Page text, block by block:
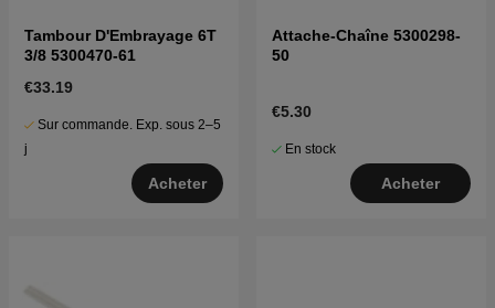
Tambour D'Embrayage 6T
3/8 5300470-61
€33.19
Sur commande. Exp. sous 2–5
j
Acheter
Attache-Chaîne 5300298-
50
€5.30
En stock
Acheter